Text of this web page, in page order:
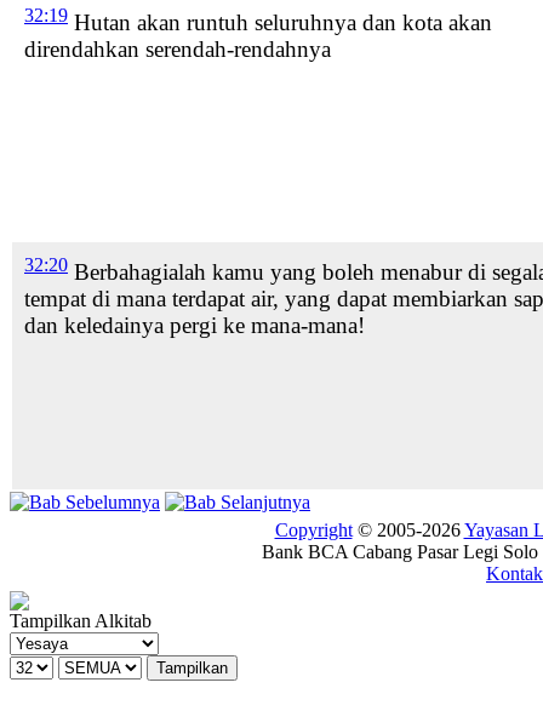
32:19 Hutan akan runtuh seluruhnya dan kota akan
direndahkan serendah-rendahnya
32:20 Berbahagialah kamu yang boleh menaburdi
tempat di mana terdapat air, yang dapat membiarkan
dan keledainya pergi ke mana-mana!
Copyright© 2005-2026Yayasan
Bank BCA Cabang Pasar Legi
Kontak
Tampilkan Alkitab